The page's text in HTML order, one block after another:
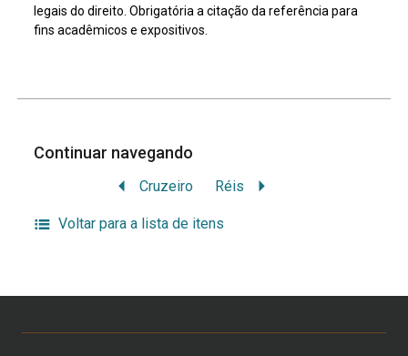
legais do direito. Obrigatória a citação da referência para
fins acadêmicos e expositivos.
Continuar navegando
Cruzeiro Réis
Voltar para a lista de itens